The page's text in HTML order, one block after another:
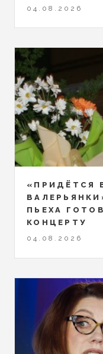
04.08.2026
«ПРИДЁТСЯ
ПЬЕХА
КОНЦЕРТУ
04.08.2026